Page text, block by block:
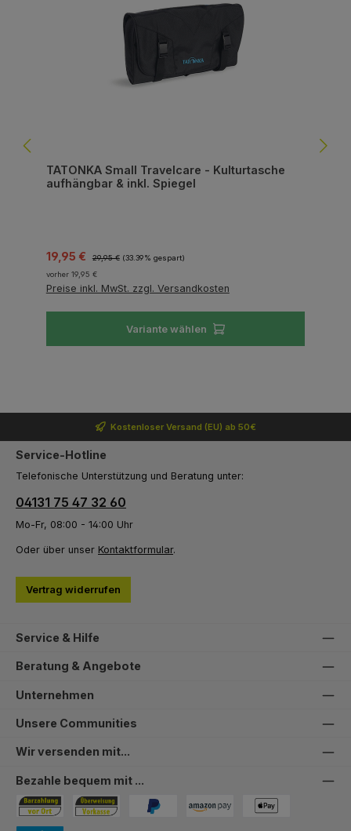
TATONKA Small Travelcare - Kulturtasche
aufhängbar & inkl. Spiegel
Verkaufspreis:
19,95 € 29,95 € (33.39% gespart)
vorher 19,95 €
Preise inkl. MwSt. zzgl. Versandkosten
Variante wählen
Kostenloser Versand (EU) ab 50€
Service-Hotline
Telefonische Unterstützung und Beratung unter:
04131 75 47 32 60
Mo-Fr, 08:00 - 14:00 Uhr
Oder über unser Kontaktformular.
Vertrag widerrufen
Service & Hilfe
Beratung & Angebote
Unternehmen
Unsere Communities
Wir versenden mit...
Bezahle bequem mit ...
Bezahlung in der Filiale